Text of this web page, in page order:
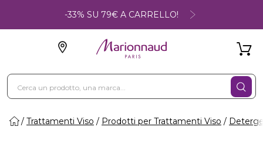
-33% SU 79€ A CARRELLO!
Trattamenti Viso Prodotti per Trattamenti Viso